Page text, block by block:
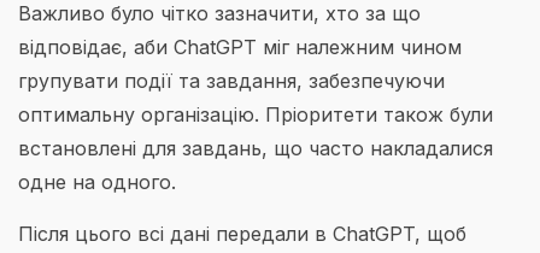
Важливо було чітко зазначити, хто за що
відповідає, аби ChatGPT міг належним чином
групувати події та завдання, забезпечуючи
оптимальну організацію. Пріоритети також були
встановлені для завдань, що часто накладалися
одне на одного.
Після цього всі дані передали в ChatGPT, щоб